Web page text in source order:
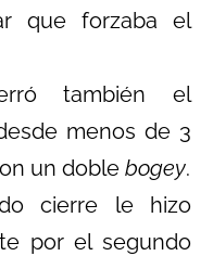
que forzaba el
también el
menos de 3
un doble bogey.
cierre le hizo
por el segundo